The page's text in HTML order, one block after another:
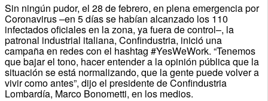
Sin ningún pudor, el 28 de febrero, en plena emergencia por
Coronavirus –en 5 días se habían alcanzado los 110
infectados oficiales en la zona, ya fuera de control–, la
patronal industrial italiana, Confindustria, inició una
campaña en redes con el hashtag #YesWeWork. “Tenemos
que bajar el tono, hacer entender a la opinión pública que la
situación se está normalizando, que la gente puede volver a
vivir como antes”, dijo el presidente de Confindustria
Lombardía, Marco Bonometti, en los medios.